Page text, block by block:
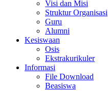
Visi dan Misi
Struktur Organisasi
Guru
Alumni
Kesiswaan
Osis
Ekstrakurikuler
Informasi
File Download
Beasiswa